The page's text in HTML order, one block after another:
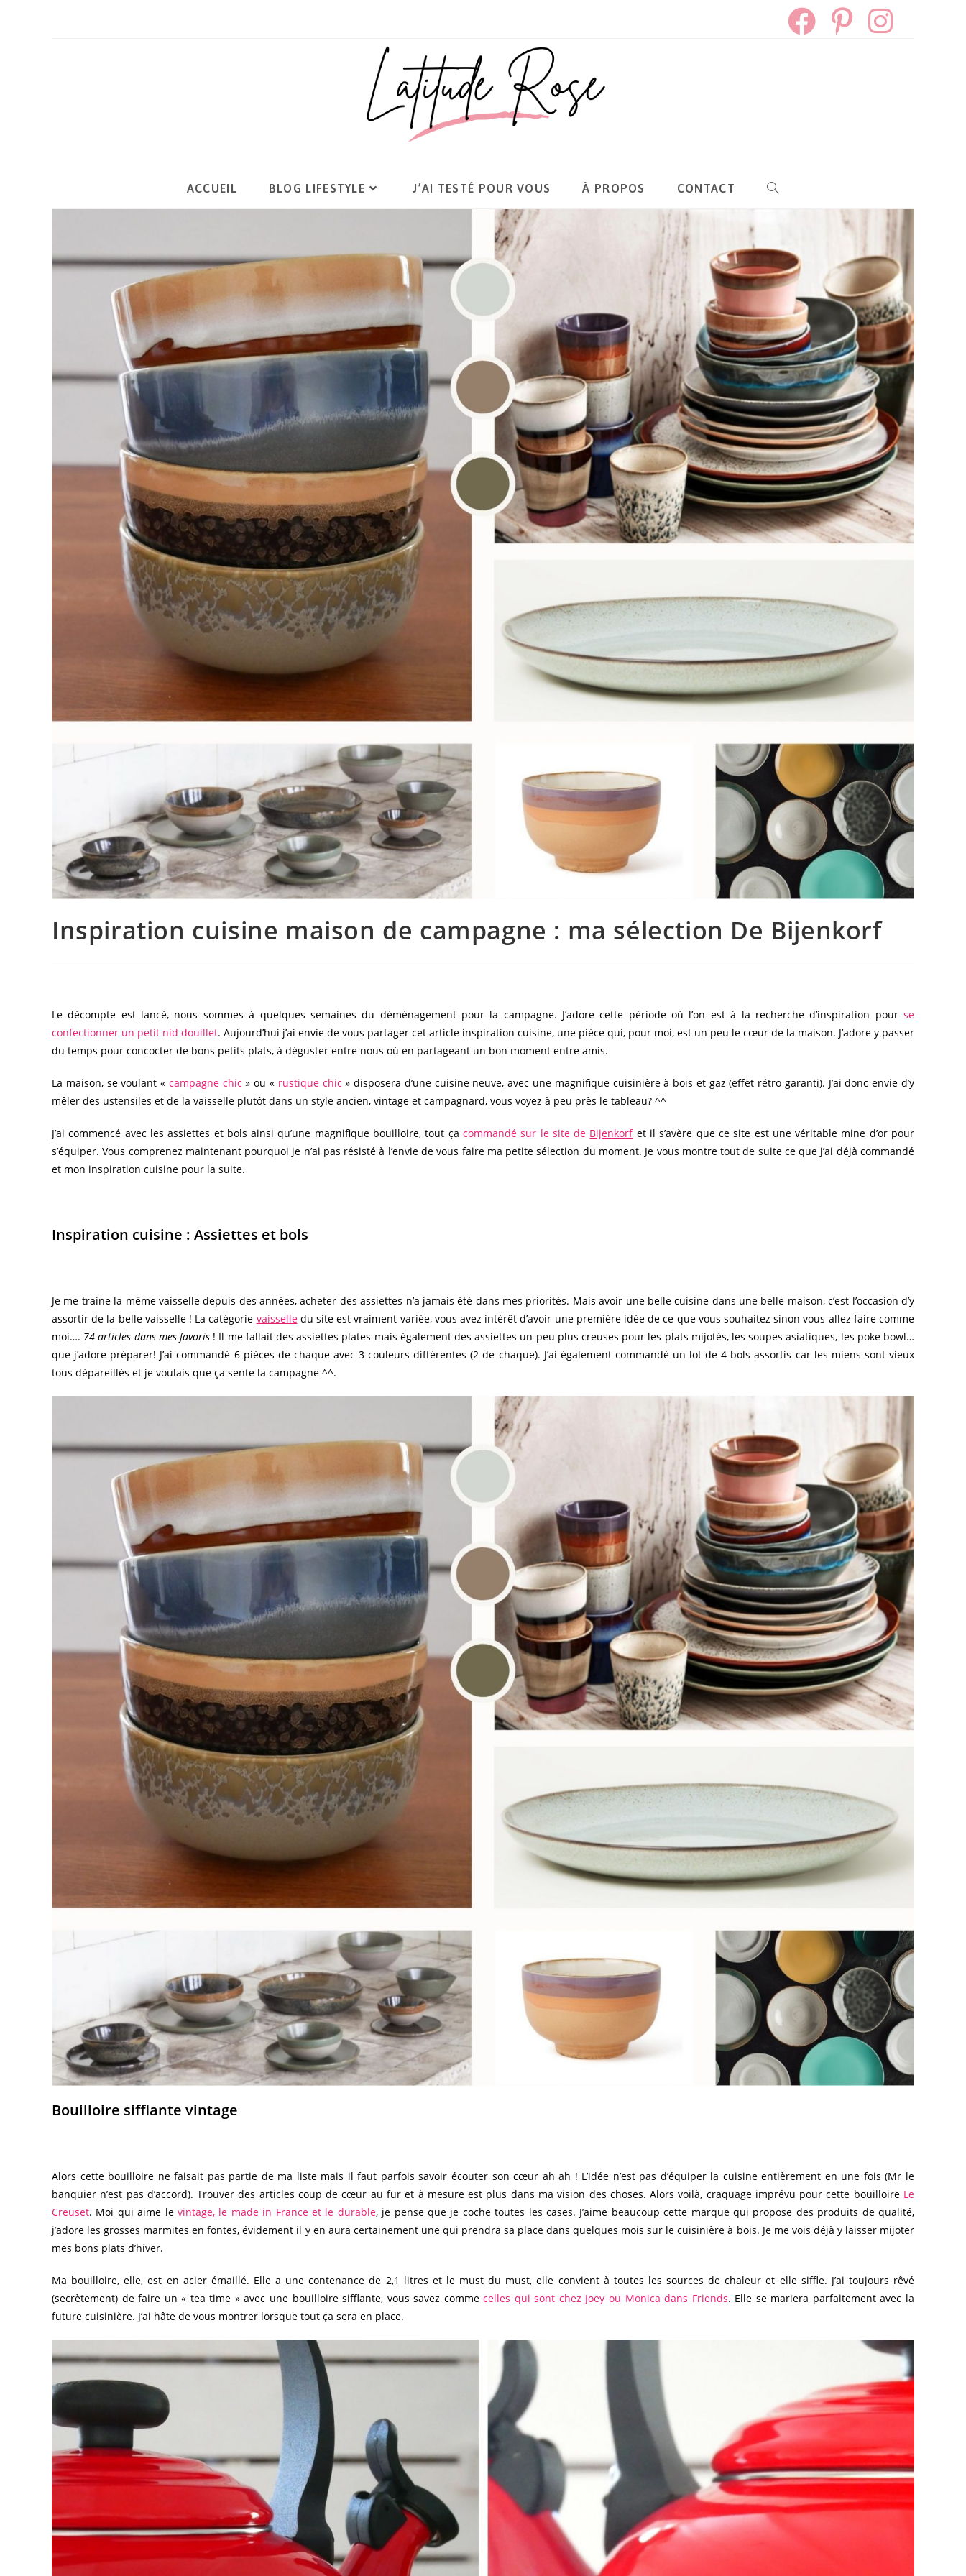
ACCUEIL BLOG LIFESTYLE J’AI TESTÉ POUR VOUS À PROPOS CONTACT
Inspiration cuisine maison de campagne : ma sélection De Bijenkorf
Le décompte est lancé, nous sommes à quelques semaines du déménagement pour la campagne. J’adore cette période où l’on est à la recherche d’inspiration pourse
confectionner un petit nid douillet. Aujourd’hui j’ai envie de vous partager cet article inspiration cuisine, une pièce qui, pour moi, est un peu le cœur de la maison. J’adore y passer
du temps pour concocter de bons petits plats, à déguster entre nous où en partageant un bon moment entre amis.
La maison, se voulant « campagne chic » ou « rustique chic » disposera d’une cuisine neuve, avec une magnifique cuisinière à bois et gaz (effet rétro garanti). J’ai donc envie d’y
mêler des ustensiles et de la vaisselle plutôt dans un style ancien, vintage et campagnard, vous voyez à peu près le tableau? ^^
J’ai commencé avec les assiettes et bols ainsi qu’une magnifique bouilloire, tout ça commandé sur le site de Bijenkorfet il s’avère que ce site est une véritable mine d’or pour
s’équiper. Vous comprenez maintenant pourquoi je n’ai pas résisté à l’envie de vous faire ma petite sélection du moment. Je vous montre tout de suite ce que j’ai déjà commandé
et mon inspiration cuisine pour la suite.
Inspiration cuisine : Assiettes et bols
Je me traine la même vaisselle depuis des années, acheter des assiettes n’a jamais été dans mes priorités. Mais avoir une belle cuisine dans une belle maison, c’est l’occasion d’y
assortir de la belle vaisselle ! La catégorie vaisselledu site est vraiment variée, vous avez intérêt d’avoir une première idée de ce que vous souhaitez sinon vous allez faire comme
moi…. 74 articles dans mes favoris ! Il me fallait des assiettes plates mais également des assiettes un peu plus creuses pour les plats mijotés, les soupes asiatiques, les poke bowl…
que j’adore préparer! J’ai commandé 6 pièces de chaque avec 3 couleurs différentes (2 de chaque). J’ai également commandé un lot de 4 bols assortis car les miens sont vieux
tous dépareillés et je voulais que ça sente la campagne ^^.
Bouilloire sifflante vintage
Alors cette bouilloire ne faisait pas partie de ma liste mais il faut parfois savoir écouter son cœur ah ah ! L’idée n’est pas d’équiper la cuisine entièrement en une fois (Mr le
banquier n’est pas d’accord). Trouver des articles coup de cœur au fur et à mesure est plus dans ma vision des choses. Alors voilà, craquage imprévu pour cette bouilloire Le
Creuset. Moi qui aime le vintage, le made in France et le durable, je pense que je coche toutes les cases. J’aime beaucoup cette marque qui propose des produits de qualité,
j’adore les grosses marmites en fontes, évidement il y en aura certainement une qui prendra sa place dans quelques mois sur le cuisinière à bois. Je me vois déjà y laisser mijoter
mes bons plats d’hiver.
Ma bouilloire, elle, est en acier émaillé. Elle a une contenance de 2,1 litres et le must du must, elle convient à toutes les sources de chaleur et elle siffle. J’ai toujours rêvé
(secrètement) de faire un « tea time » avec une bouilloire sifflante, vous savez commecelles qui sont chez Joey ou Monica dans Friends. Elle se mariera parfaitement avec la
future cuisinière. J’ai hâte de vous montrer lorsque tout ça sera en place.